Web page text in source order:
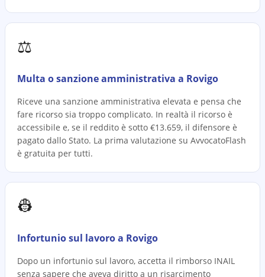
⚖️
Multa o sanzione amministrativa a Rovigo
Riceve una sanzione amministrativa elevata e pensa che
fare ricorso sia troppo complicato. In realtà il ricorso è
accessibile e, se il reddito è sotto €13.659, il difensore è
pagato dallo Stato. La prima valutazione su AvvocatoFlash
è gratuita per tutti.
👷
Infortunio sul lavoro a Rovigo
Dopo un infortunio sul lavoro, accetta il rimborso INAIL
senza sapere che aveva diritto a un risarcimento